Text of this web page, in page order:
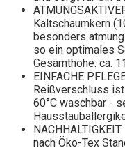
Kaltschaumkern
besonders
so ein optimales
Gesamthöhe: ca.
EINFACHE
Reißverschluss
60°C waschbar -
nach Öko-Tex